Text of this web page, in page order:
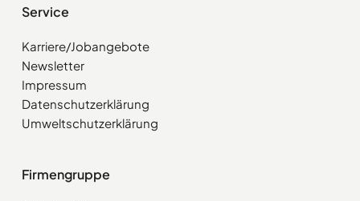
Service
Karriere/Jobangebote
Newsletter
Impressum
Datenschutzerklärung
Umweltschutzerklärung
Firmengruppe